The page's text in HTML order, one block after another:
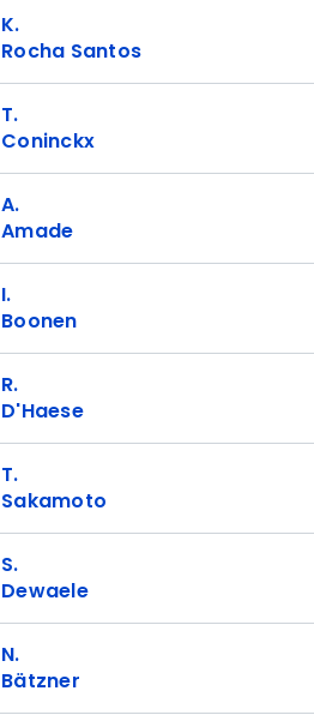
K.
Rocha Santos
T.
Coninckx
A.
Amade
I.
Boonen
R.
D'Haese
T.
Sakamoto
S.
Dewaele
N.
Bätzner